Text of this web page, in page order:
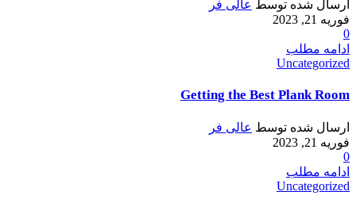
ارسال شده توسط عالی فر
فوریه 21, 2023
0
ادامه مطلب
Uncategorized
Getting the Best Plank Room
ارسال شده توسط عالی فر
فوریه 21, 2023
0
ادامه مطلب
Uncategorized